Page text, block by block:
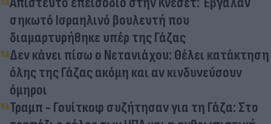
σηκωτό Ισραηλινό βουλευτή που
διαμαρτυρήθηκε υπέρ της Γάζας
Δεν κάνει πίσω ο Νετανιάχου: Θέλει κατάκτηση
όλης της Γάζας ακόμη και αν κινδυνεύσουν
όμηροι
Τραμπ - Γουίτκοφ συζήτησαν για τη Γάζα: Στο